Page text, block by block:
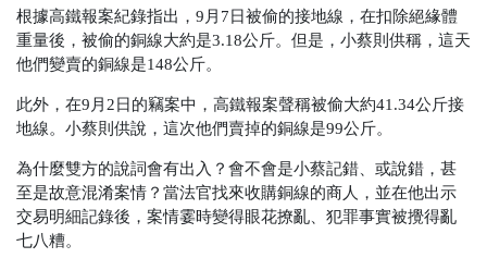
根據高鐵報案紀錄指出，9月7日被偷的接地線，在扣除絕緣體
重量後，被偷的銅線大約是3.18公斤。但是，小蔡則供稱，這天
他們變賣的銅線是148公斤。
此外，在9月2日的竊案中，高鐵報案聲稱被偷大約41.34公斤接
地線。小蔡則供說，這次他們賣掉的銅線是99公斤。
為什麼雙方的說詞會有出入？會不會是小蔡記錯、或說錯，甚
至是故意混淆案情？當法官找來收購銅線的商人，並在他出示
交易明細記錄後，案情霎時變得眼花撩亂、犯罪事實被攪得亂
七八糟。